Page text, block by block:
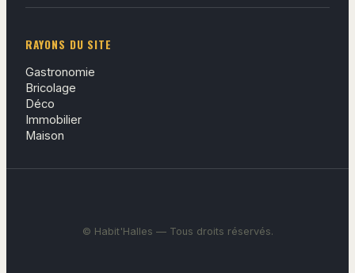
RAYONS DU SITE
Gastronomie
Bricolage
Déco
Immobilier
Maison
© Habit'Halles — Tous droits réservés.